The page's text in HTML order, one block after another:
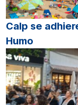
Calp se
Humo